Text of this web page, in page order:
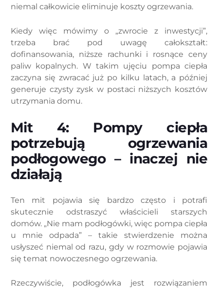
niemal całkowicie eliminuje koszty ogrzewania.
Kiedy więc mówimy o „zwrocie z inwestycji”,
trzeba brać pod uwagę całokształt:
dofinansowania, niższe rachunki i rosnące ceny
paliw kopalnych. W takim ujęciu pompa ciepła
zaczyna się zwracać już po kilku latach, a później
generuje czysty zysk w postaci niższych kosztów
utrzymania domu.
Mit 4: Pompy ciepła
potrzebują ogrzewania
podłogowego – inaczej nie
działają
Ten mit pojawia się bardzo często i potrafi
skutecznie odstraszyć właścicieli starszych
domów. „Nie mam podłogówki, więc pompa ciepła
u mnie odpada” – takie stwierdzenie można
usłyszeć niemal od razu, gdy w rozmowie pojawia
się temat nowoczesnego ogrzewania.
Rzeczywiście, podłogówka jest rozwiązaniem